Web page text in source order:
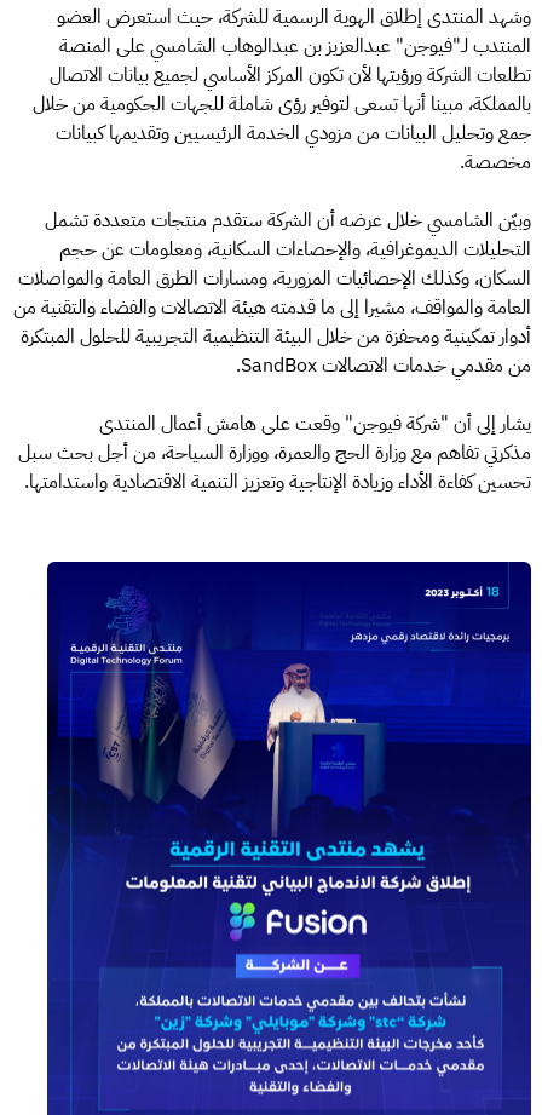
وشهد المنتدى إطلاق الهوية الرسمية للشركة، حيث استعرض العضو
المنتدب لـ"فيوجن" عبدالعزيز بن عبدالوهاب الشامسي على المنصة
تطلعات الشركة ورؤيتها لأن تكون المركز الأساسي لجميع بيانات الاتصال
بالمملكة، مبينا أنها تسعى لتوفير رؤى شاملة للجهات الحكومية من خلال
جمع وتحليل البيانات من مزودي الخدمة الرئيسيين وتقديمها كبيانات
مخصصة.
وبيّن الشامسي خلال عرضه أن الشركة ستقدم منتجات متعددة تشمل
التحليلات الديموغرافية، والإحصاءات السكانية، ومعلومات عن حجم
السكان، وكذلك الإحصائيات المرورية، ومسارات الطرق العامة والمواصلات
العامة والمواقف، مشيرا إلى ما قدمته هيئة الاتصالات والفضاء والتقنية من
أدوار تمكينية ومحفزة من خلال البيئة التنظيمية التجريبية للحلول المبتكرة
من مقدمي خدمات الاتصالات SandBox.
يشار إلى أن "شركة فيوجن" وقعت على هامش أعمال المنتدى
مذكرتي تفاهم مع وزارة الحج والعمرة، ووزارة السياحة، من أجل بحث سبل
تحسين كفاءة الأداء وزيادة الإنتاجية وتعزيز التنمية الاقتصادية واستدامتها.